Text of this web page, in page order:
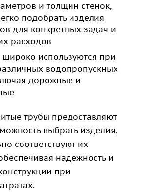
и толщин стенок,
подобрать изделия
для конкретных задач и
расходов
используются при
водопропускных
дорожные и
трубы предоставляют
выбрать изделия,
соответствуют их
надежность и
при